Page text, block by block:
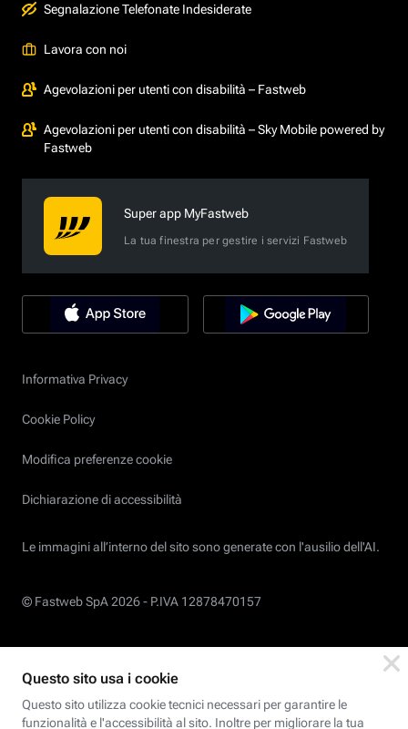
Segnalazione Telefonate Indesiderate
Lavora con noi
Agevolazioni per utenti con disabilità – Fastweb
Agevolazioni per utenti con disabilità – Sky Mobile powered by
Fastweb
Super app MyFastweb
La tua finestra per gestire i servizi Fastweb
Informativa Privacy
Cookie Policy
Modifica preferenze cookie
Dichiarazione di accessibilità
Le immagini all’interno del sito sono generate con l'ausilio dell'AI.
© Fastweb SpA 2026 - P.IVA 12878470157